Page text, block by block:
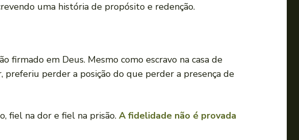
uma história de propósito e redenção.
firmado em Deus. Mesmo como escravo na casa de
perder a posição do que perder a presença de
fiel na dor e fiel na prisão. A fidelidade não é provada